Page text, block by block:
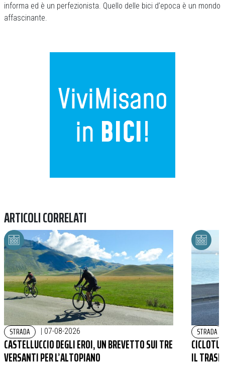
informa ed è un perfezionista. Quello delle bici d’epoca è un mondo
affascinante.
ARTICOLI CORRELATI
STRADA | 07-08-2026
CASTELLUCCIO DEGLI EROI, UN BREVETTO SUI TRE
VERSANTI PER L’ALTOPIANO
STRADA
IL